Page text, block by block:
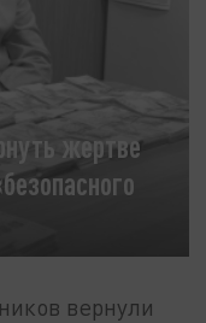
жертве
вернули